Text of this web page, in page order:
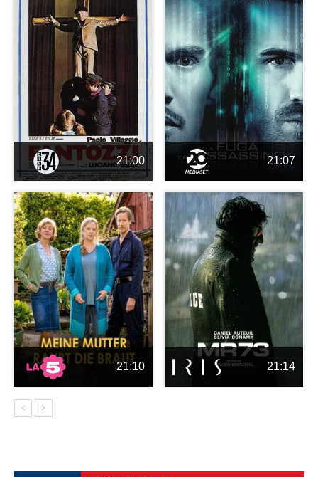
21:00 21:07
21:10 21:14